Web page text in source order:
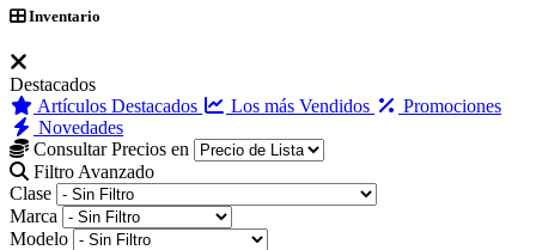
Inventario
Destacados
Artículos Destacados
Los más Vendidos
Promociones
Novedades
Consultar Precios en
Filtro Avanzado
Clase
Marca
Modelo